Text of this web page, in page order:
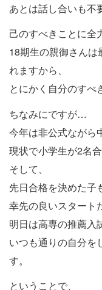
あとは話し合いも不
己のすべきことに全
18期生の親御さんは
れますから、
とにかく自分のすべ
ちなみにですが…
今年は非公式ながら
現状で小学生が2名合
そして、
先日合格を決めた子
幸先の良いスタート
明日は高専の推薦入
いつも通りの自分を
す。
ということで、